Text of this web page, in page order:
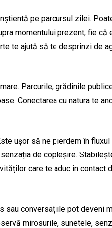
pe parcursul zilei.
momentului prezent, fie că
te ajută să te desprinzi de
Parcurile, grădinile
Conectarea cu natura te
ușor să ne pierdem în fluxul
de copleșire.
care te aduc în contact
sau conversațiile pot deveni
mirosurile, sunetele,